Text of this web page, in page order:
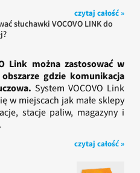
czytaj całość »
słuchawki VOCOVO LINK do
Link można zastosować w
gdzie komunikacja
System VOCOVO Link
w miejscach jak małe sklepy
stacje paliw, magazyny i
czytaj całość »